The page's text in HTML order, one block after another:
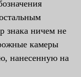
знака ничем не
камеры
нанесенную на